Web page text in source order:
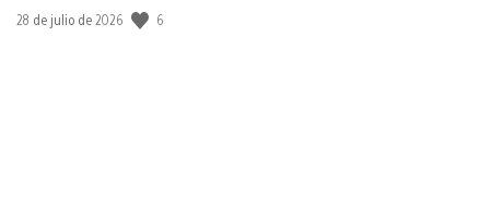
Fecha
28 de julio de 2026 6